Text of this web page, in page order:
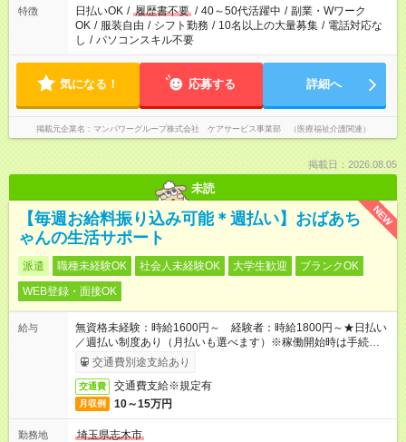
特徴 日払いOK / 履歴書不要 / 40～50代活躍中 / 副業・Wワーク
OK / 服装自由 / シフト勤務 / 10名以上の大量募集 / 電話対応な
し / パソコンスキル不要
気になる！ 応募する 詳細へ
掲載元企業名 マンパワーグループ株式会社 ケアサービス事業部 （医療福祉介護関連）
掲載日：2026.08.05
未読
NEW
【毎週お給料振り込み可能＊週払い】おばあち
ゃんの生活サポート
派遣 職種未経験OK 社会人未経験OK 大学生歓迎
ブランクOK
WEB登録・面接OK
給与
無資格未経験：時給1600円～ 経験者：時給1800円～★日払い
／週払い制度あり（月払いも選べます）※稼働開始時は手続き完
了次第のお支払いとなります。
交通費別途支給あり
交通費 交通費支給※規定有
月収例 10～15万円
勤務地
埼玉県志木市